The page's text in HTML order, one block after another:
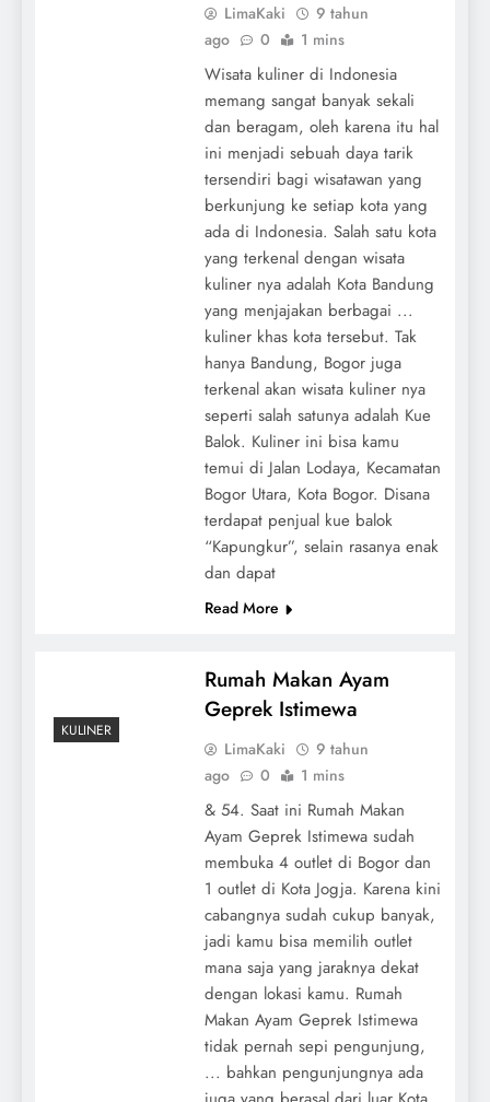
LimaKaki
9 tahun
ago
0 1 mins
Wisata kuliner di Indonesia
memang sangat banyak sekali
dan beragam, oleh karena itu hal
ini menjadi sebuah daya tarik
tersendiri bagi wisatawan yang
berkunjung ke setiap kota yang
ada di Indonesia. Salah satu kota
yang terkenal dengan wisata
kuliner nya adalah Kota Bandung
yang menjajakan berbagai ...
kuliner khas kota tersebut. Tak
hanya Bandung, Bogor juga
terkenal akan wisata kuliner nya
seperti salah satunya adalah Kue
Balok. Kuliner ini bisa kamu
temui di Jalan Lodaya, Kecamatan
Bogor Utara, Kota Bogor. Disana
terdapat penjual kue balok
“Kapungkur”, selain rasanya enak
dan dapat
Read More
KULINER
Rumah Makan Ayam
Geprek Istimewa
LimaKaki
9 tahun
ago
0 1 mins
& 54. Saat ini Rumah Makan
Ayam Geprek Istimewa sudah
membuka 4 outlet di Bogor dan
1 outlet di Kota Jogja. Karena kini
cabangnya sudah cukup banyak,
jadi kamu bisa memilih outlet
mana saja yang jaraknya dekat
dengan lokasi kamu. Rumah
Makan Ayam Geprek Istimewa
tidak pernah sepi pengunjung,
... bahkan pengunjungnya ada